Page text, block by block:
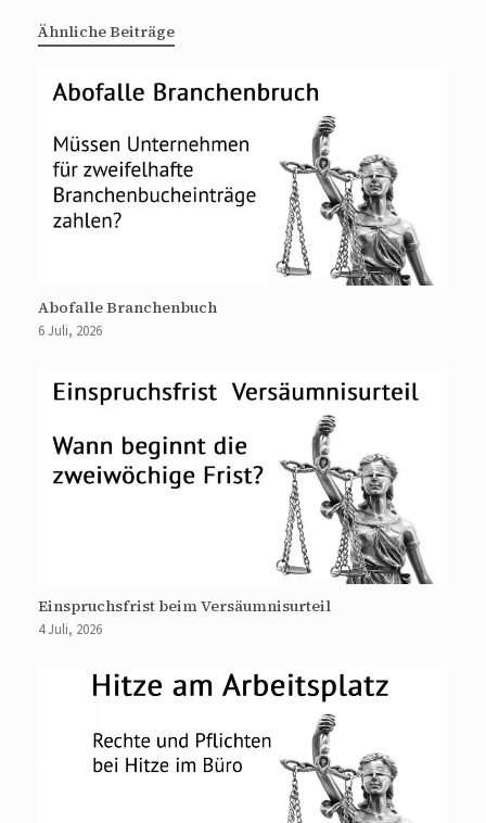
Ähnliche Beiträge
Abofalle Branchenbuch
6 Juli, 2026
Einspruchsfrist beim Versäumnisurteil
4 Juli, 2026